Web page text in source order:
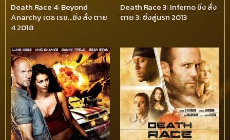
Death Race 4: Beyond
Anarchy เดธ เรซ…ซิ่ง สั่ง ตาย
4 2018
Death Race 3: Inferno ซิ่ง สั่ง
ตาย 3: ซิ่งสู่นรก 2013